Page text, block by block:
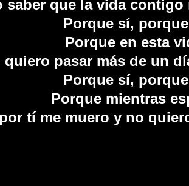
saber que la vida contigo
Porque sí,
Porque en esta
quiero pasar más de un
Porque sí,
Porque mientras
por tí me muero y no